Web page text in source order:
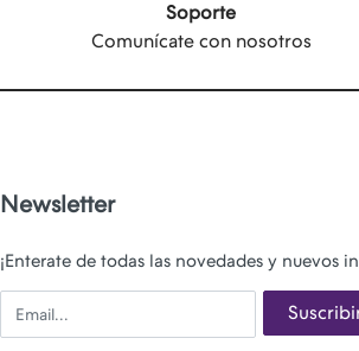
Soporte
Comunícate con nosotros
Newsletter
¡Enterate de todas las novedades y nuevos
Email